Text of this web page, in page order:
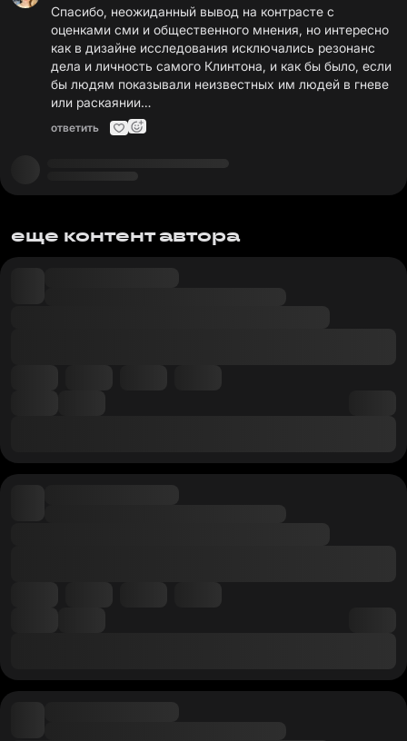
Спасибо, неожиданный вывод на контрасте с
оценками сми и общественного мнения, но интересно
как в дизайне исследования исключались резонанс
дела и личность самого Клинтона, и как бы было, если
бы людям показывали неизвестных им людей в гневе
или раскаянии…
ответить
еще контент автора